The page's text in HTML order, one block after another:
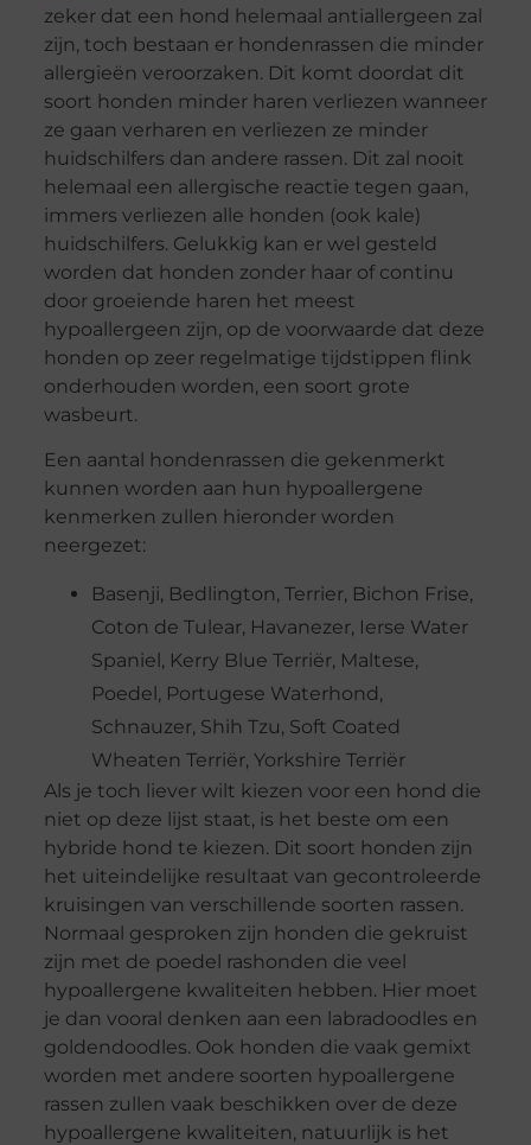
zeker dat een hond helemaal antiallergeen zal
zijn, toch bestaan er hondenrassen die minder
allergieën veroorzaken. Dit komt doordat dit
soort honden minder haren verliezen wanneer
ze gaan verharen en verliezen ze minder
huidschilfers dan andere rassen. Dit zal nooit
helemaal een allergische reactie tegen gaan,
immers verliezen alle honden (ook kale)
huidschilfers. Gelukkig kan er wel gesteld
worden dat honden zonder haar of continu
door groeiende haren het meest
hypoallergeen zijn, op de voorwaarde dat deze
honden op zeer regelmatige tijdstippen flink
onderhouden worden, een soort grote
wasbeurt.
Een aantal hondenrassen die gekenmerkt
kunnen worden aan hun hypoallergene
kenmerken zullen hieronder worden
neergezet:
Basenji, Bedlington, Terrier, Bichon Frise,
Coton de Tulear, Havanezer, Ierse Water
Spaniel, Kerry Blue Terriër, Maltese,
Poedel, Portugese Waterhond,
Schnauzer, Shih Tzu, Soft Coated
Wheaten Terriër, Yorkshire Terriër
Als je toch liever wilt kiezen voor een hond die
niet op deze lijst staat, is het beste om een
hybride hond te kiezen. Dit soort honden zijn
het uiteindelijke resultaat van gecontroleerde
kruisingen van verschillende soorten rassen.
Normaal gesproken zijn honden die gekruist
zijn met de poedel rashonden die veel
hypoallergene kwaliteiten hebben. Hier moet
je dan vooral denken aan een labradoodles en
goldendoodles. Ook honden die vaak gemixt
worden met andere soorten hypoallergene
rassen zullen vaak beschikken over de deze
hypoallergene kwaliteiten, natuurlijk is het